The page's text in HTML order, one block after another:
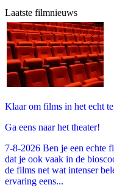
Laatste filmnieuws
Klaar om films in het echt
Ga eens naar het theater!
7-8-2026 Ben je een echte
dat je ook vaak in de
de films net wat intenser
ervaring eens...